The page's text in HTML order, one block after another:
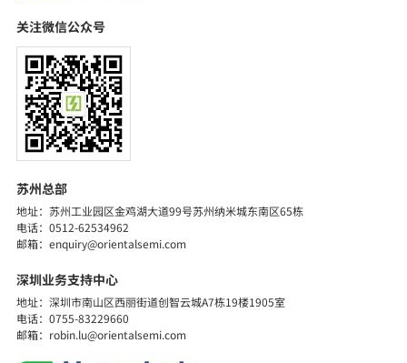
关注微信公众号
苏州总部
地址：苏州工业园区金鸡湖大道99号苏州纳米城东南区65栋
电话：0512-62534962
邮箱：enquiry@orientalsemi.com
深圳业务支持中心
地址：深圳市南山区西丽街道创智云城A7栋19楼1905室
电话：0755-83229660
邮箱：robin.lu@orientalsemi.com